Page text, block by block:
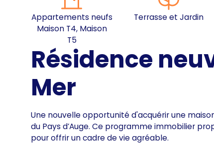
Appartements neufs
Maison T4, Maison
T5
Terrasse et Jardin
Résidence
Mer
Une nouvelle opportunité d'acquérir une
du Pays d’Auge. Ce programme immobilier
pour offrir un cadre de vie agréable.